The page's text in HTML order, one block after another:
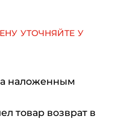
уточняйте у
наложенным
товар возврат в